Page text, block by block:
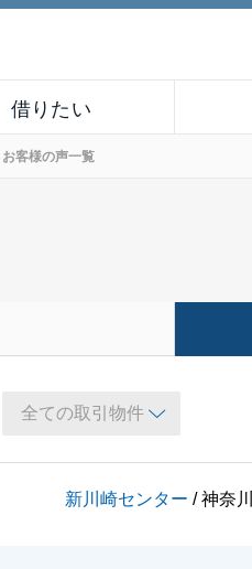
借りたい
お客様の声一覧
新川崎センター / 神奈